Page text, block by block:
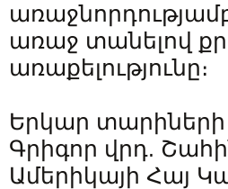
առաջ տանելով
առաքելությունը։
Երկար տարիների
Գրիգոր վրդ.
Ամերիկայի Հայ